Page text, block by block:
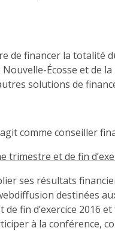
de financer la totalité
Nouvelle-Écosse et de
solutions de
comme conseiller
trimestre et de fin
ses résultats
destinées
fin d’exercice 2016
à la conférence,